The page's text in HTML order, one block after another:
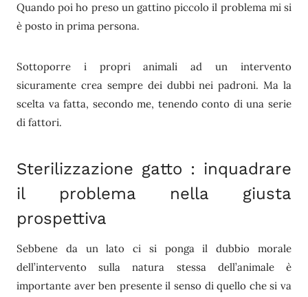
Quando poi ho preso un gattino piccolo il problema mi si
è posto in prima persona.
Sottoporre i propri animali ad un intervento
sicuramente crea sempre dei dubbi nei padroni. Ma la
scelta va fatta, secondo me, tenendo conto di una serie
di fattori.
Sterilizzazione gatto : inquadrare
il problema nella giusta
prospettiva
Sebbene da un lato ci si ponga il dubbio morale
dell’intervento sulla natura stessa dell’animale è
importante aver ben presente il senso di quello che si va